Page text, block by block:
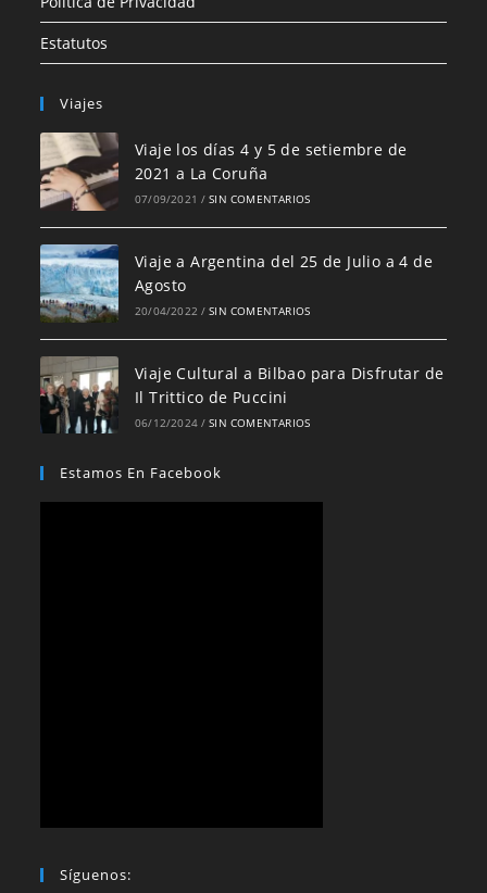
Estatutos
Viajes
Viaje los días 4 y 5 de setiembre de
2021 a La Coruña
07/09/2021 / SIN COMENTARIOS
Viaje a Argentina del 25 de Julio a 4 de
Agosto
20/04/2022 / SIN COMENTARIOS
Viaje Cultural a Bilbao para Disfrutar de
Il Trittico de Puccini
06/12/2024 / SIN COMENTARIOS
Estamos En Facebook
Síguenos: